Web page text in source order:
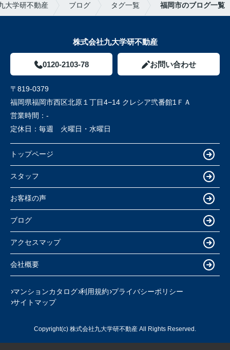
大学研不動産 ブログ タグ一覧 福岡市のブログ一覧
株式会社九大学研不動産
0120-2103-78 お問い合わせ
〒819-0379
福岡県福岡市西区北原１丁目4−14 クレシア弐番館1ＦＡ
営業時間： -
定休日： 毎週 火曜日・水曜日
トップページ
スタッフ
お客様の声
ブログ
アクセスマップ
会社概要
マンションカタログ 利用規約 プライバシーポリシー
サイトマップ
Copyright(c) 株式会社九大学研不動産 All Rights Reserved.